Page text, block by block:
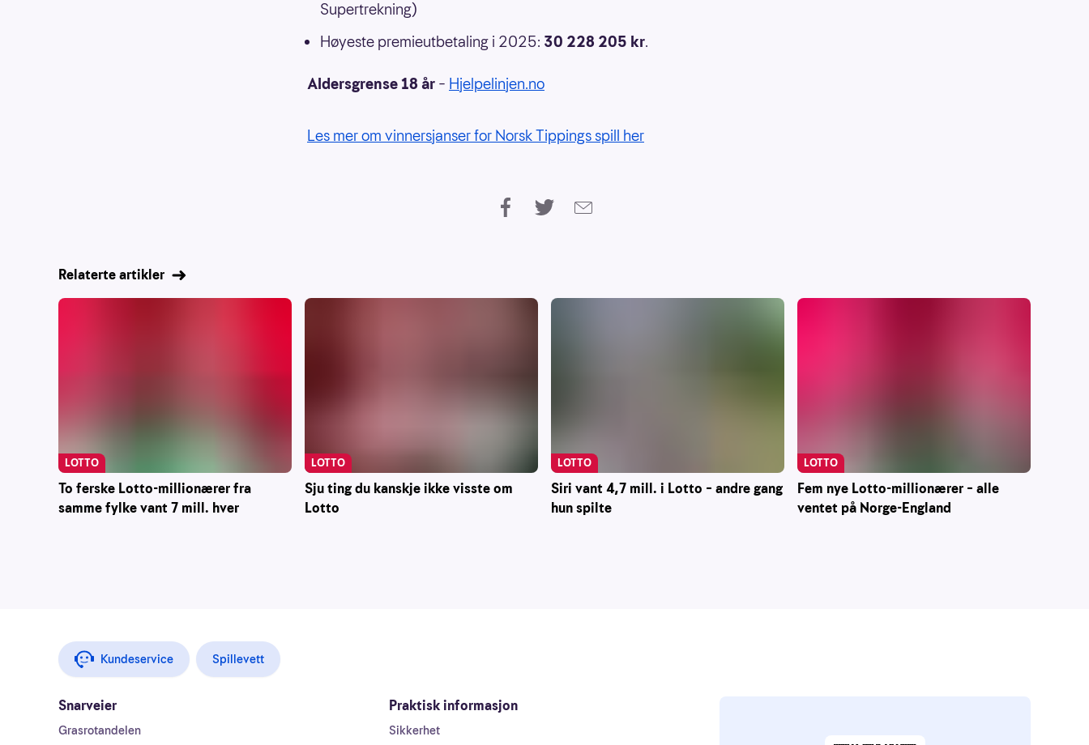
Supertrekning)
Høyeste premieutbetaling i 2025: 30 228 205 kr.
Aldersgrense 18 år – Hjelpelinjen.no
Les mer om vinnersjanser for Norsk Tippings spill her
Relaterte artikler
To ferske Lotto-millionærer fra
samme fylke vant 7 mill. hver
LOTTO
Sju ting du kanskje ikke visste om
Lotto
LOTTO
Siri vant 4,7 mill. i Lotto – andre gang
hun spilte
LOTTO
Fem nye Lotto-millionærer – alle
ventet på Norge-England
LOTTO
Kundeservice Spillevett
Snarveier
Grasrotandelen
Praktisk informasjon
Sikkerhet